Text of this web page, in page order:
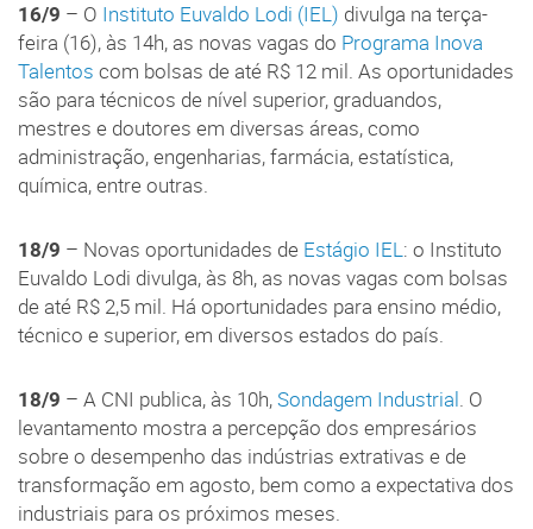
16/9 – O Instituto Euvaldo Lodi (IEL) divulga na terça-
feira (16), às 14h, as novas vagas do Programa Inova
Talentos com bolsas de até R$ 12 mil. As oportunidades
são para técnicos de nível superior, graduandos,
mestres e doutores em diversas áreas, como
administração, engenharias, farmácia, estatística,
química, entre outras.
18/9 – Novas oportunidades de Estágio IEL: o Instituto
Euvaldo Lodi divulga, às 8h, as novas vagas com bolsas
de até R$ 2,5 mil. Há oportunidades para ensino médio,
técnico e superior, em diversos estados do país.
18/9 – A CNI publica, às 10h,Sondagem Industrial. O
levantamento mostra a percepção dos empresários
sobre o desempenho das indústrias extrativas e de
transformação em agosto, bem como a expectativa dos
industriais para os próximos meses.